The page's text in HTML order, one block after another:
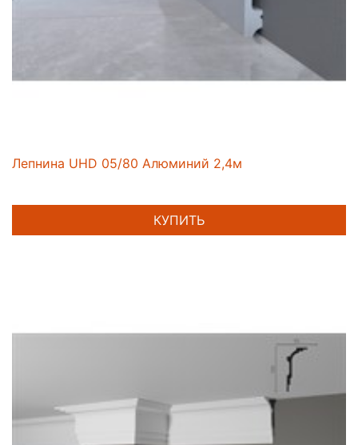
Лепнина UHD 05/80 Алюминий 2,4м
КУПИТЬ